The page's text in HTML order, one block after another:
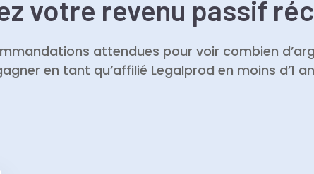
votre revenu passif
attendues pour voir combien
en tant qu’affilié Legalprod en moins d’1